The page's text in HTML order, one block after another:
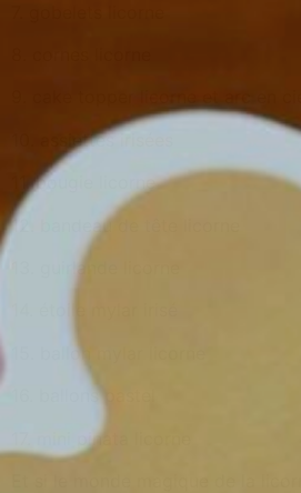
10. assiettes irisées
11. bougie licorne
12. bandeau de tête licorne
13. guirlande licorne
15. ballon mylar licorne
16. ballons pastel
17. mini pinata licorne
Et si le monde magique de la